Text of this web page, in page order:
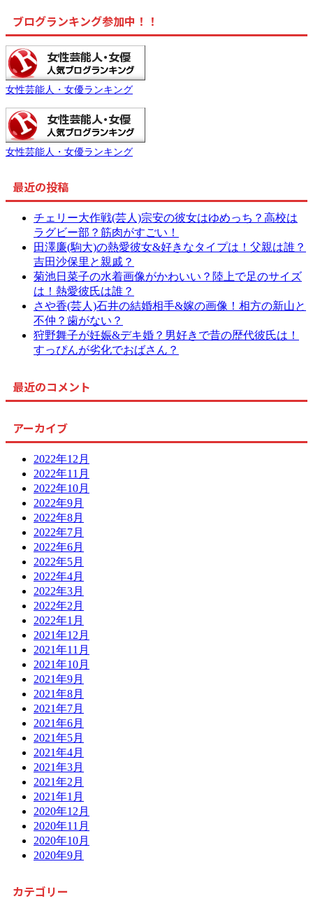
ブログランキング参加中！！
女性芸能人・女優ランキング
女性芸能人・女優ランキング
最近の投稿
チェリー大作戦(芸人)宗安の彼女はゆめっち？高校は
ラグビー部？筋肉がすごい！
田澤廉(駒大)の熱愛彼女&好きなタイプは！父親は誰？
吉田沙保里と親戚？
菊池日菜子の水着画像がかわいい？陸上で足のサイズ
は！熱愛彼氏は誰？
さや香(芸人)石井の結婚相手&嫁の画像！相方の新山と
不仲？歯がない？
狩野舞子が妊娠&デキ婚？男好きで昔の歴代彼氏は！
すっぴんが劣化でおばさん？
最近のコメント
アーカイブ
2022年12月
2022年11月
2022年10月
2022年9月
2022年8月
2022年7月
2022年6月
2022年5月
2022年4月
2022年3月
2022年2月
2022年1月
2021年12月
2021年11月
2021年10月
2021年9月
2021年8月
2021年7月
2021年6月
2021年5月
2021年4月
2021年3月
2021年2月
2021年1月
2020年12月
2020年11月
2020年10月
2020年9月
カテゴリー